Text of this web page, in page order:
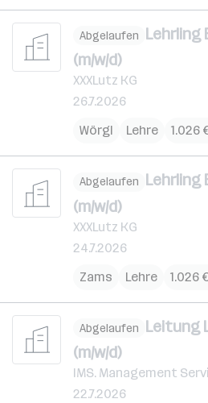
Abgelaufen
(m/w/d)
XXXLutz KG
26.7.2026
Wörgl
Lehre 1.026
Abgelaufen
(m/w/d)
XXXLutz KG
24.7.2026
Zams
Lehre 1.026
Abgelaufen Leitung
(m/w/d)
IMS. Management
22.7.2026